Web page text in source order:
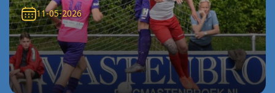
11-05-2026